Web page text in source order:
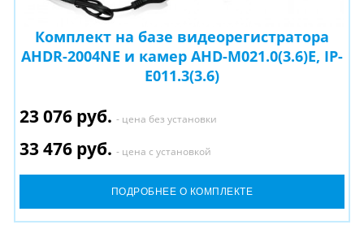
Комплект на базе видеорегистратора
AHDR-2004NE и камер AHD-M021.0(3.6)E, IP-
E011.3(3.6)
23 076 руб. - цена без установки
33 476 руб. - цена с установкой
ПОДРОБНЕЕ О КОМПЛЕКТЕ